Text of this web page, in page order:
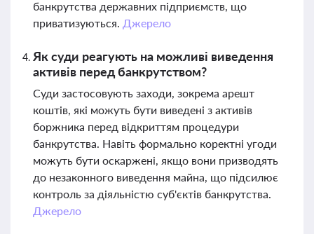
банкрутства державних підприємств, що
приватизуються. Джерело
Як суди реагують на можливі виведення
активів перед банкрутством?
Суди застосовують заходи, зокрема арешт
коштів, які можуть бути виведені з активів
боржника перед відкриттям процедури
банкрутства. Навіть формально коректні угоди
можуть бути оскаржені, якщо вони призводять
до незаконного виведення майна, що підсилює
контроль за діяльністю суб'єктів банкрутства.
Джерело